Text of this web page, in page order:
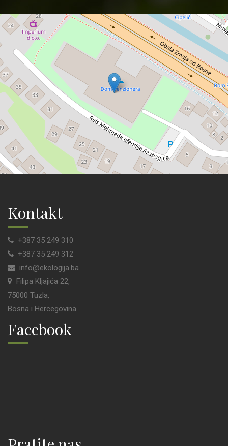
Kontakt
+387 35 249 310
+387 35 249 312
info@ekologija.ba
Filipa Kljajića 22,
75000 Tuzla,
Bosna i Hercegovina
Facebook